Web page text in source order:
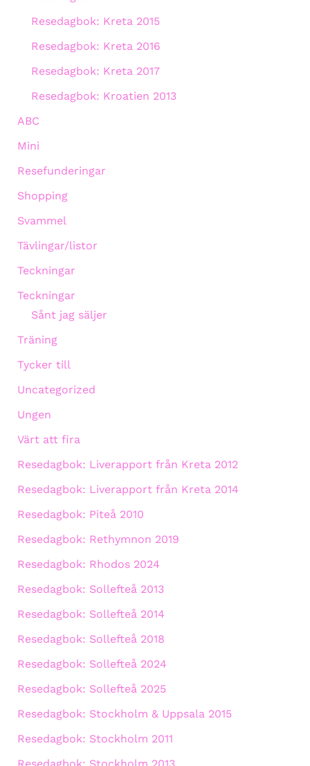
Resedagbok: Kreta 2015
Resedagbok: Kreta 2016
Resedagbok: Kreta 2017
Resedagbok: Kroatien 2013
ABC
Mini
Resefunderingar
Shopping
Svammel
Tävlingar/listor
Teckningar
Teckningar
Sånt jag säljer
Träning
Tycker till
Uncategorized
Ungen
Värt att fira
Resedagbok: Liverapport från Kreta 2012
Resedagbok: Liverapport från Kreta 2014
Resedagbok: Piteå 2010
Resedagbok: Rethymnon 2019
Resedagbok: Rhodos 2024
Resedagbok: Sollefteå 2013
Resedagbok: Sollefteå 2014
Resedagbok: Sollefteå 2018
Resedagbok: Sollefteå 2024
Resedagbok: Sollefteå 2025
Resedagbok: Stockholm & Uppsala 2015
Resedagbok: Stockholm 2011